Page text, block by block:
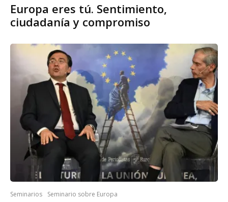
Europa eres tú. Sentimiento,
ciudadanía y compromiso
Seminarios Seminario sobre Europa